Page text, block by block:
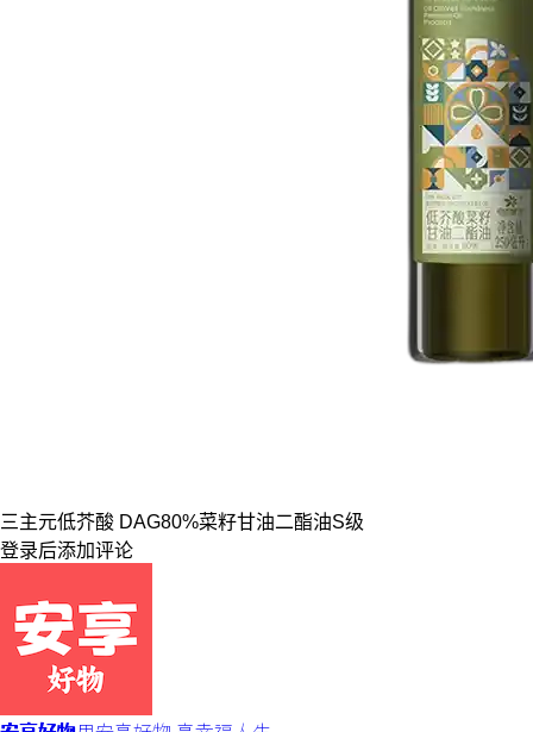
三主元低芥酸 DAG80%菜籽甘油二酯油S级
登录后添加评论